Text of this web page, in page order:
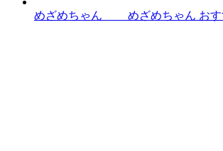
めざめちゃん めざめちゃん おす